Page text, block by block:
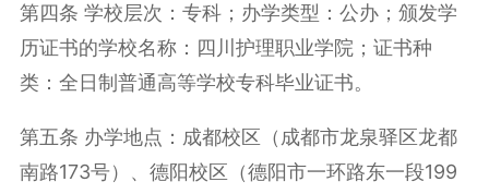
第四条 学校层次：专科；办学类型：公办；颁发学
历证书的学校名称：四川护理职业学院；证书种
类：全日制普通高等学校专科毕业证书。
第五条 办学地点：成都校区（成都市龙泉驿区龙都
南路173号）、德阳校区（德阳市一环路东一段199